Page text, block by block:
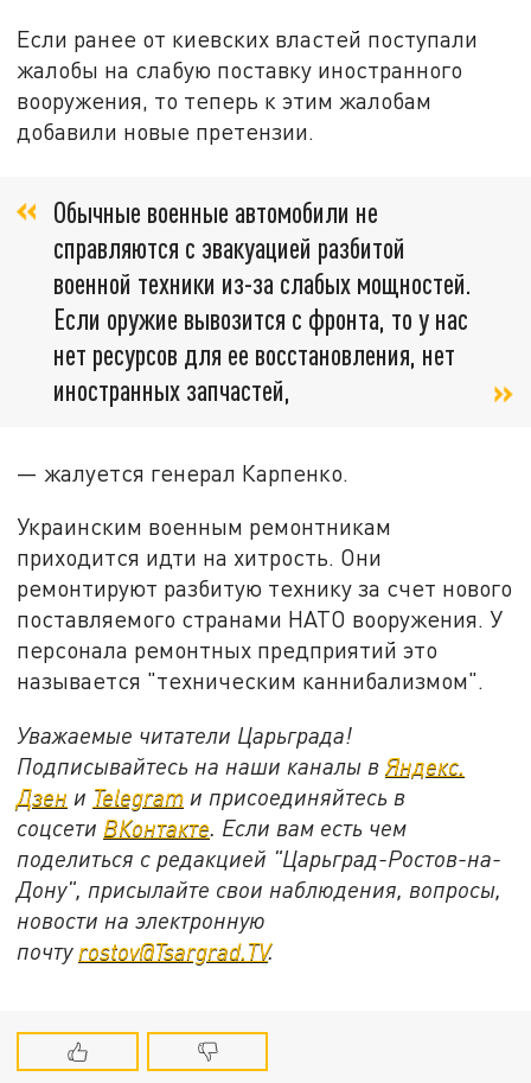
Если ранее от киевских властей поступали
жалобы на слабую поставку иностранного
вооружения, то теперь к этим жалобам
добавили новые претензии.
Обычные военные автомобили не
справляются с эвакуацией разбитой
военной техники из-за слабых мощностей.
Если оружие вывозится с фронта, то у нас
нет ресурсов для ее восстановления, нет
иностранных запчастей,
— жалуется генерал Карпенко.
Украинским военным ремонтникам
приходится идти на хитрость. Они
ремонтируют разбитую технику за счет нового
поставляемого странами НАТО вооружения. У
персонала ремонтных предприятий это
называется "техническим каннибализмом".
Уважаемые читатели Царьграда!
Подписывайтесь на наши каналы вЯндекс.
Дзен и Telegram и присоединяйтесь в
соцсети ВКонтакте. Если вам есть чем
поделиться с редакцией "Царьград-Ростов-на-
Дону", присылайте свои наблюдения, вопросы,
новости на электронную
почту rostov@Tsargrad.ТV.